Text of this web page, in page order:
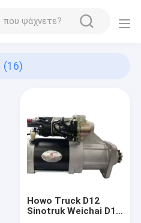
(16)
Howo Truck D12
Sinotruk Weichai D12